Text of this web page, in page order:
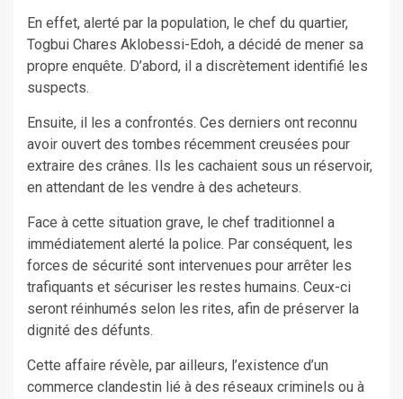
En effet, alerté par la population, le chef du quartier,
Togbui Chares Aklobessi-Edoh, a décidé de mener sa
propre enquête. D’abord, il a discrètement identifié les
suspects.
Ensuite, il les a confrontés. Ces derniers ont reconnu
avoir ouvert des tombes récemment creusées pour
extraire des crânes. Ils les cachaient sous un réservoir,
en attendant de les vendre à des acheteurs.
Face à cette situation grave, le chef traditionnel a
immédiatement alerté la police. Par conséquent, les
forces de sécurité sont intervenues pour arrêter les
trafiquants et sécuriser les restes humains. Ceux-ci
seront réinhumés selon les rites, afin de préserver la
dignité des défunts.
Cette affaire révèle, par ailleurs, l’existence d’un
commerce clandestin lié à des réseaux criminels ou à